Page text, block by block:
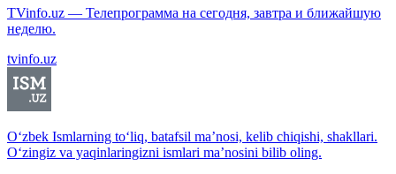
TVinfo.uz — Телепрограмма на сегодня, завтра и ближайшую
неделю.
tvinfo.uz
O‘zbek Ismlarning to‘liq, batafsil ma’nosi, kelib chiqishi, shakllari.
O‘zingiz va yaqinlaringizni ismlari ma’nosini bilib oling.